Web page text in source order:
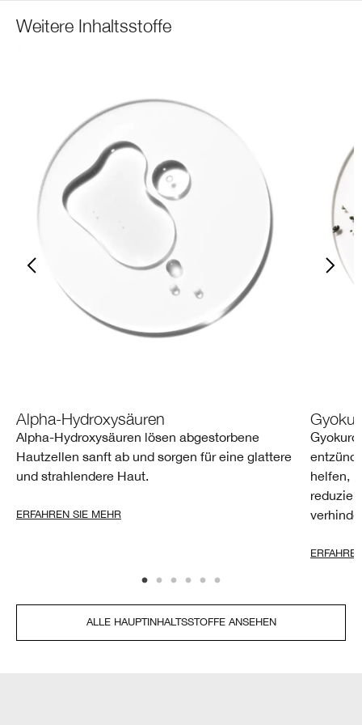
Weitere Inhaltsstoffe
Alpha-Hydroxysäuren
Alpha-Hydroxysäuren lösen abgestorbene
Hautzellen sanft ab und sorgen für eine glattere
und strahlendere Haut.
ERFAHREN SIE MEHR
helfen,
ALLE HAUPTINHALTSSTOFFE ANSEHEN